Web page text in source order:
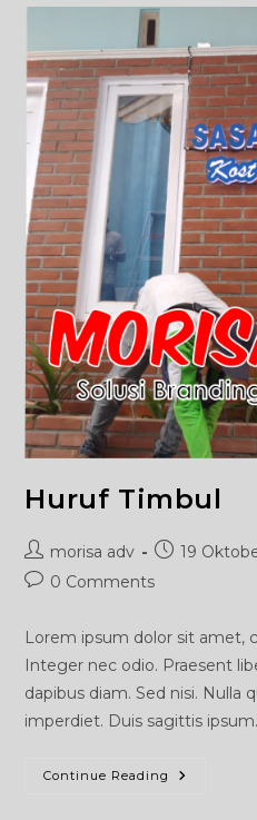
Huruf Timbul
Post
author:
morisa adv
Post19
Post0 Comments
Lorem ipsum dolor sit amet,
Integer nec odio. Praesent
dapibus diam. Sed nisi.
imperdiet. Duis sagittis
Continue Reading Huruf